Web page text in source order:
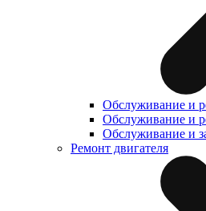
Обслуживание и
Обслуживание и
Обслуживание и
Ремонт двигателя